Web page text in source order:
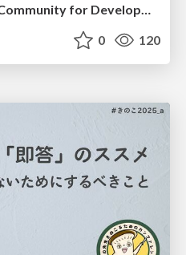
JCConf 2025: Building a Community for Developers to Connect
0 120